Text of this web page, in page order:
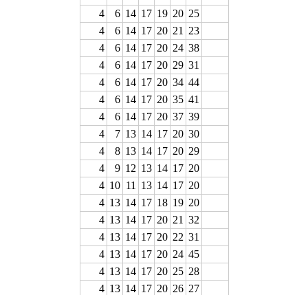
4
6 14 17 19 20 25
4
6 14 17 20 21
23
4
6 14 17 20 24 38
4
6 14 17 20 29 31
4
6 14 17 20 34 44
4
6 14 17 20 35 41
4
6 14 17 20 37 39
4
7 13 14 17 20 30
4
8 13 14 17 20 29
4
9 12 13 14 17 20
4 10 11 13 14 17 20
4 13 14 17 18 19 20
4 13 14 17 20 21 32
4 13 14 17 20 22 31
4 13 14 17 20 24 45
4 13 14 17 20 25 28
4 13 14 17 20 26 27